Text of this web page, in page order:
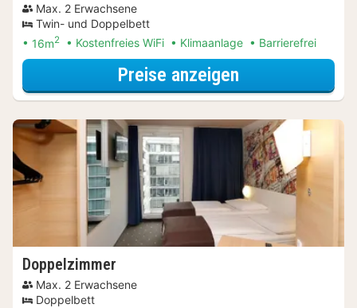
Max. 2 Erwachsene
Twin- und Doppelbett
16m2 Kostenfreies WiFi Klimaanlage Barrierefrei
Preise anzeigen
Doppelzimmer
Max. 2 Erwachsene
Doppelbett